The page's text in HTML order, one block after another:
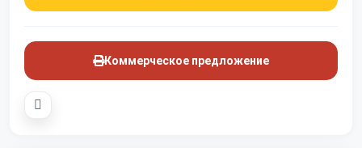
Коммерческое предложение